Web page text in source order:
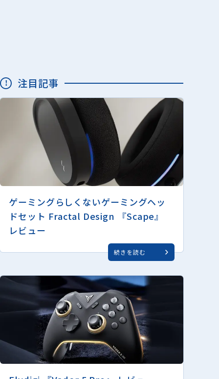
注目記事
ゲーミングらしくないゲーミングヘッ
ドセット Fractal Design 『Scape』
レビュー
続きを読む